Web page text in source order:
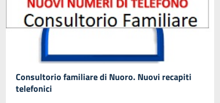
Consultorio familiare di Nuoro. Nuovi recapiti
telefonici